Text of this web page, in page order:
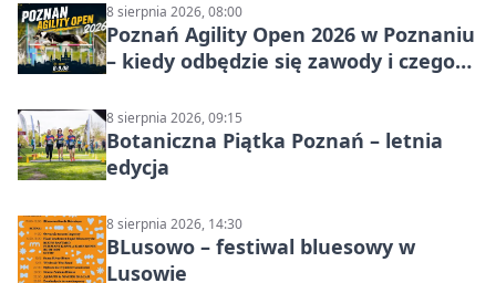
8 sierpnia 2026, 08:00
Poznań Agility Open 2026 w Poznaniu
– kiedy odbędzie się zawody i czego
8 sierpnia 2026, 09:15
Botaniczna Piątka Poznań – letnia
edycja
8 sierpnia 2026, 14:30
BLusowo – festiwal bluesowy w
Lusowie